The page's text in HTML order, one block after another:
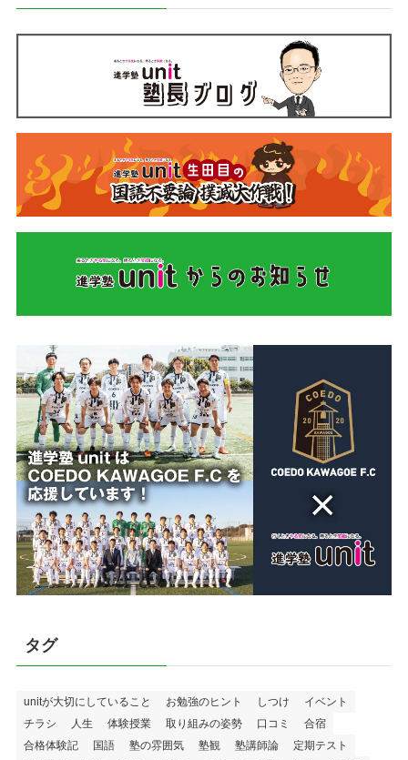
タグ
unitが大切にしていること お勉強のヒント しつけ
イベント
チラシ
人生 体験授業 取り組みの姿勢 口コミ
合宿
合格体験記
国語 塾の雰囲気 塾観 塾講師論
定期テスト